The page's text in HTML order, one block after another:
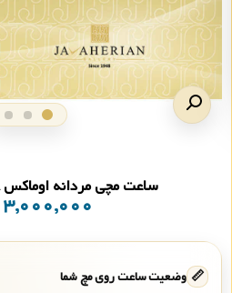
ساعت مچی مردانه اوماکس OM71SMK29A
۳,۰۰۰,۰۰۰
📏 وضعیت ساعت روی مچ شما